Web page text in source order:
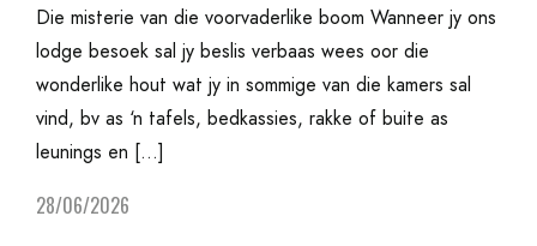
Die misterie van die voorvaderlike boom Wanneer jy ons
lodge besoek sal jy beslis verbaas wees oor die
wonderlike hout wat jy in sommige van die kamers sal
vind, bv as ‘n tafels, bedkassies, rakke of buite as
leunings en […]
28/06/2026